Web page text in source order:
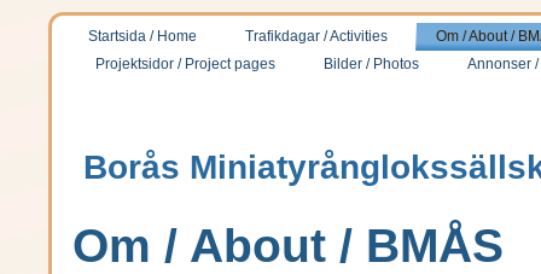
Startsida / Home Trafikdagar / Activities
Om / About /
Projektsidor / Project pages
Bilder / Photos Annonser
Borås
Om / About / BMÅS